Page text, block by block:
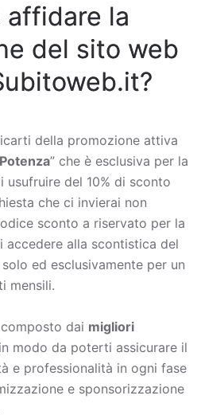
affidare la
del sito web
della promozione attiva
” che è esclusiva per la
del 10% di sconto
che ci invierai non
sconto a riservato per la
alla scontistica del
ed esclusivamente per un
mensili.
dai migliori
in modo da poterti assicurare il
e professionalità in ogni fase
e sponsorizzazione